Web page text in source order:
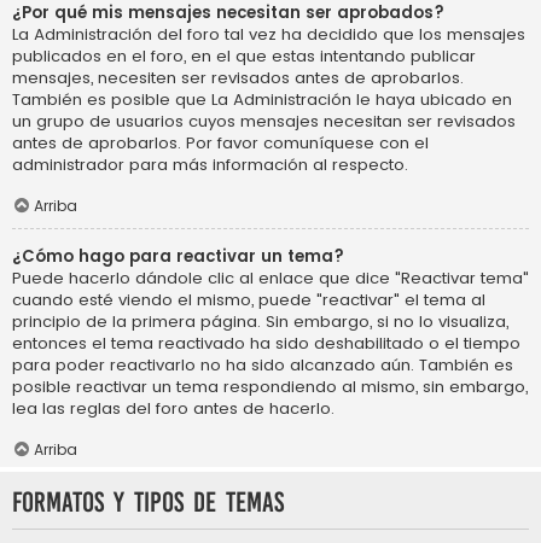
¿Por qué mis mensajes necesitan ser aprobados?
La Administración del foro tal vez ha decidido que los mensajes
publicados en el foro, en el que estas intentando publicar
mensajes, necesiten ser revisados antes de aprobarlos.
También es posible que La Administración le haya ubicado en
un grupo de usuarios cuyos mensajes necesitan ser revisados
antes de aprobarlos. Por favor comuníquese con el
administrador para más información al respecto.
Arriba
¿Cómo hago para reactivar un tema?
Puede hacerlo dándole clic al enlace que dice "Reactivar tema"
cuando esté viendo el mismo, puede "reactivar" el tema al
principio de la primera página. Sin embargo, si no lo visualiza,
entonces el tema reactivado ha sido deshabilitado o el tiempo
para poder reactivarlo no ha sido alcanzado aún. También es
posible reactivar un tema respondiendo al mismo, sin embargo,
lea las reglas del foro antes de hacerlo.
Arriba
Formatos y tipos de temas